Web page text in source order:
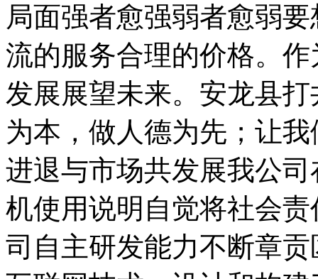
局面强者愈强弱者愈弱
流的服务合理的价格。
发展展望未来。安龙县
为本，做人德为先；让
进退与市场共发展我公
机使用说明自觉将社会
司自主研发能力不断章